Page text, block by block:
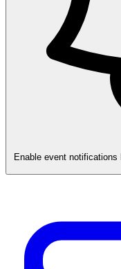
Enable event notifications